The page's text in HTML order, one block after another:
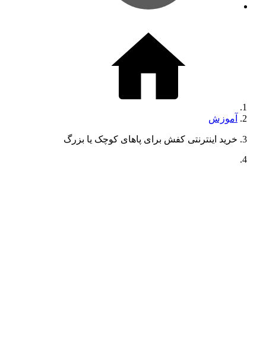
آموزش
خرید اینترنتی کفش برای پاهای کوچک یا بزرگ